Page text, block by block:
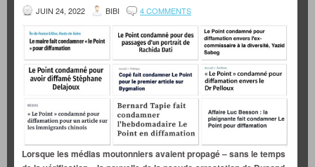
JUIN 24, 2022 BIBI 4 COMMENTS
Lorsque les médias moutonniers avaient propagé – sans le temps